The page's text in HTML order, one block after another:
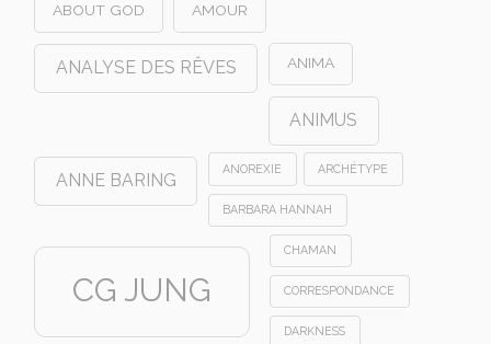
ABOUT GOD AMOUR
ANALYSE DES RÊVES ANIMA
ANIMUS
ANNE BARING
ANOREXIE ARCHÉTYPE
BARBARA HANNAH
CG JUNG
CHAMAN
CORRESPONDANCE
DARKNESS